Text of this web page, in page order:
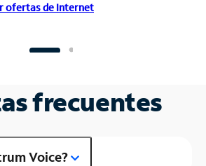
ofertas de Internet
frecuentes
Voice?